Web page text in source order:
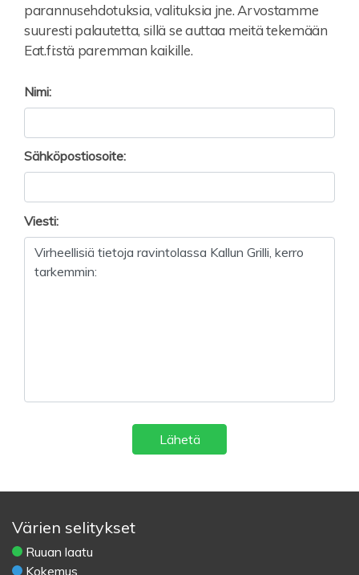
parannusehdotuksia, valituksia jne. Arvostamme
suuresti palautetta, sillä se auttaa meitä tekemään
Eat.fi:stä paremman kaikille.
Nimi:
Sähköpostiosoite:
Viesti:
Lähetä
Värien selitykset
Ruuan laatu
Kokemus